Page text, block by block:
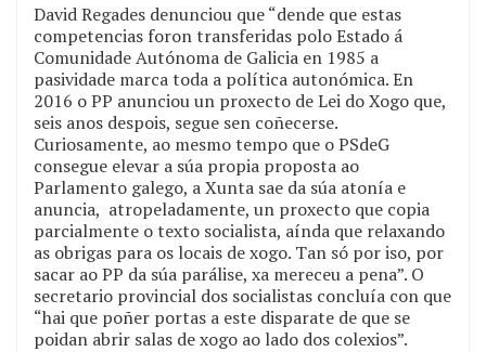
David Regades denunciou que “dende que estas
competencias foron transferidas polo Estado á
Comunidade Autónoma de Galicia en 1985 a
pasividade marca toda a política autonómica. En
2016 o PP anunciou un proxecto de Lei do Xogo que,
seis anos despois, segue sen coñecerse.
Curiosamente, ao mesmo tempo que o PSdeG
consegue elevar a súa propia proposta ao
Parlamento galego, a Xunta sae da súa atonía e
anuncia, atropeladamente, un proxecto que copia
parcialmente o texto socialista, aínda que relaxando
as obrigas para os locais de xogo. Tan só por iso, por
sacar ao PP da súa parálise, xa mereceu a pena”. O
secretario provincial dos socialistas concluía con que
“hai que poñer portas a este disparate de que se
poidan abrir salas de xogo ao lado dos colexios”.